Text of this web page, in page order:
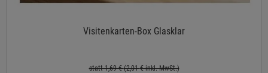
Visitenkarten-Box Glasklar
statt 1,69 €(2,01€ inkl. MwSt.)